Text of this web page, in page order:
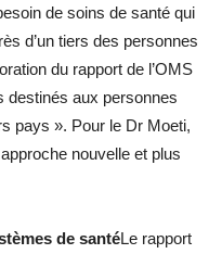
de soins de santé qui
d’un tiers des personnes
du rapport de l’OMS
destinés aux personnes
pays ». Pour le Dr Moeti,
nouvelle et plus
de santéLe rapport